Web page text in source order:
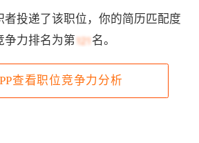
者投递了该职位，你的简历匹配度
争力排名为第 名。
查看职位竞争力分析